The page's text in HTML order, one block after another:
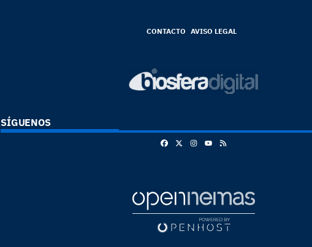
CONTACTO AVISO LEGAL
SÍGUENOS
FacebookInstagram